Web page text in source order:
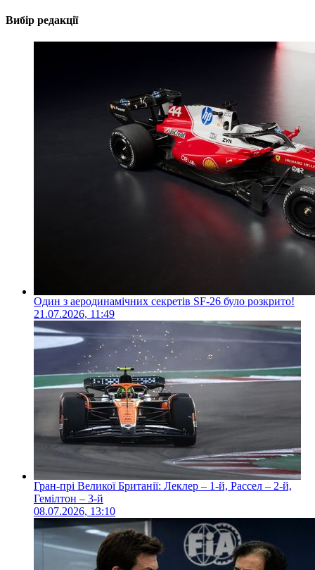
Вибір редакції
Один з аеродинамічних секретів SF-26 було розкрито!
21.07.2026, 11:49
Гран-прі Великої Британії: Леклер – 1-й, Рассел – 2-й,
Гемілтон – 3-й
08.07.2026, 13:10